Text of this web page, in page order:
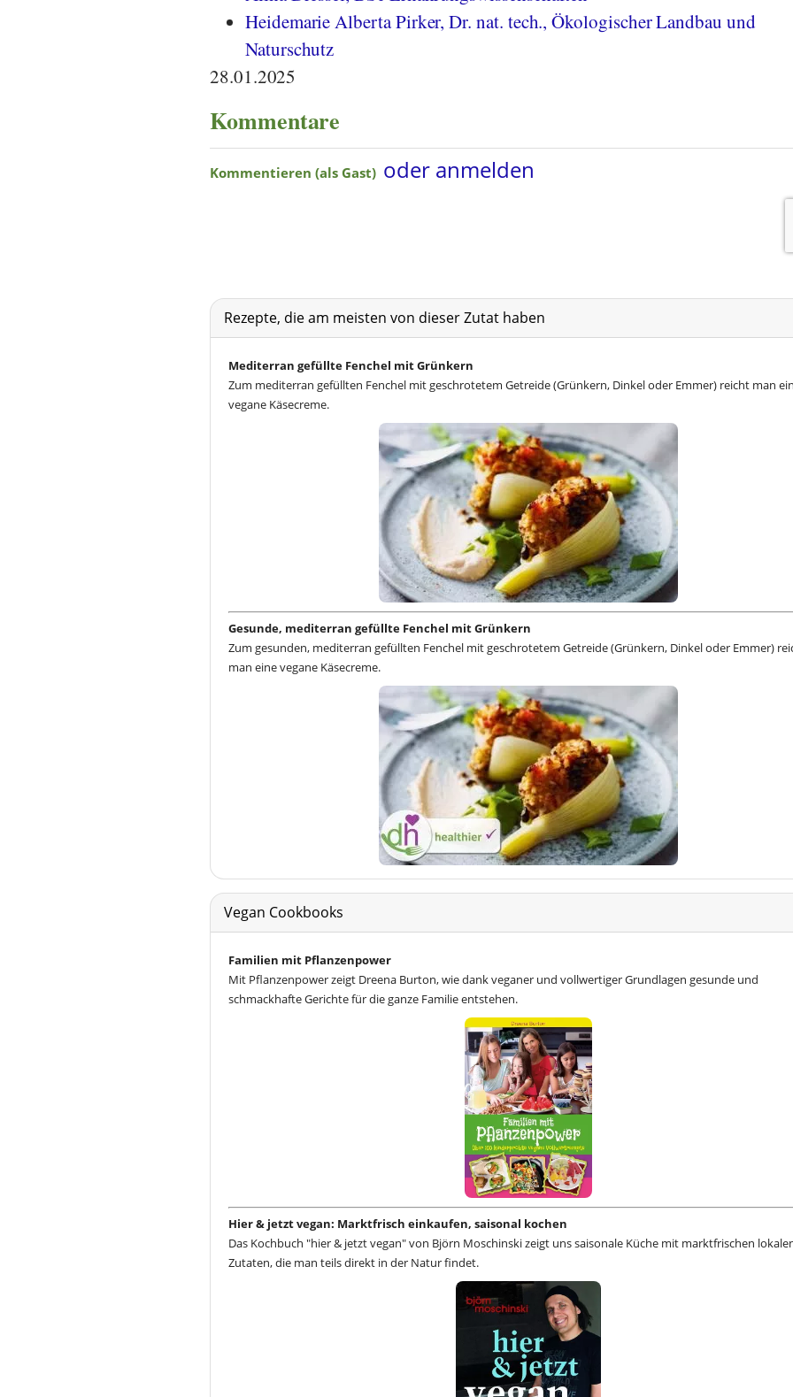
Heidemarie Alberta Pirker, Dr. nat. tech., Ökologischer Landbau und
Naturschutz
28.01.2025
Kommentare
Rezepte, die am meisten von dieser Zutat haben
Mediterran gefüllte Fenchel mit Grünkern
Zum mediterran gefüllten Fenchel mit geschrotetem Getreide (Grünkern, Dinkel oder Emmer) reicht man
vegane Käsecreme.
Gesunde, mediterran gefüllte Fenchel mit Grünkern
Zum gesunden, mediterran gefüllten Fenchel mit geschrotetem Getreide (Grünkern, Dinkel oder Emmer)
man eine vegane Käsecreme.
Vegan Cookbooks
Familien mit Pflanzenpower
Mit Pflanzenpower zeigt Dreena Burton, wie dank veganer und vollwertiger Grundlagen gesunde und
schmackhafte Gerichte für die ganze Familie entstehen.
Hier & jetzt vegan: Marktfrisch einkaufen, saisonal kochen
Das Kochbuch "hier & jetzt vegan" von Björn Moschinski zeigt uns saisonale Küche mit marktfrischen
Zutaten, die man teils direkt in der Natur findet.